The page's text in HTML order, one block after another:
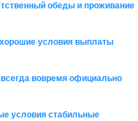
обеды и проживание
условия выплаты
вовремя официально
условия стабильные